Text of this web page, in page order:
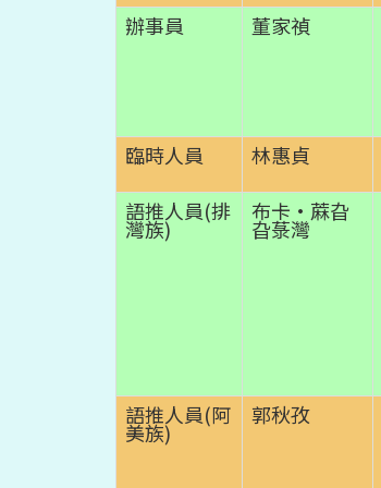
辦事員
董家禎
臨時人員 林惠貞
語推人員(排
灣族)
布卡·蔴旮
旮菉灣
語推人員(阿
美族)
郭秋孜